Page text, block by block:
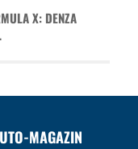
X: DENZA
MAGAZIN